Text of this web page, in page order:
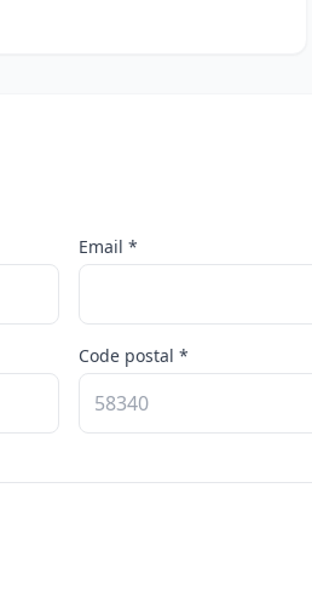
Email *
Code postal *